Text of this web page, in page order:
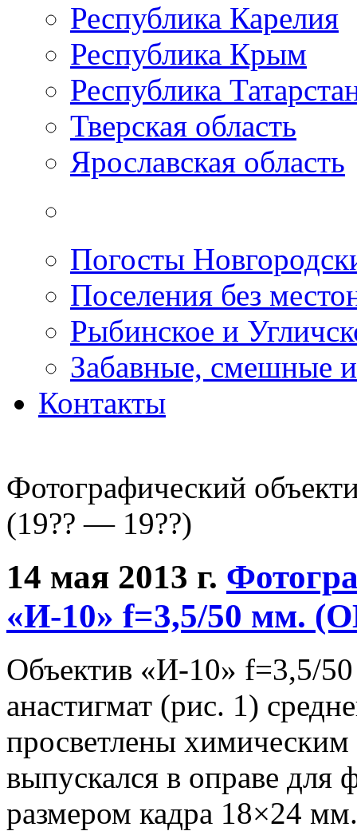
Республика Карелия
Республика Крым
Республика
Тверская область
Ярославская область
Погосты
Поселения без
Рыбинское и
Забавные, смешные
Контакты
Фотографический
(19?? — 19??)
14 мая 2013 г.
«И-10» f=3,5/50 мм.
Объектив «И-10» f=3,5/
анастигмат (рис. 1)
просветлены
выпускался в оправе для
размером кадра 18×24 мм.